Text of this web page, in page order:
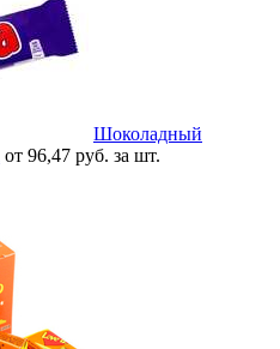
Шоколадный
от 96,47 руб. за шт.